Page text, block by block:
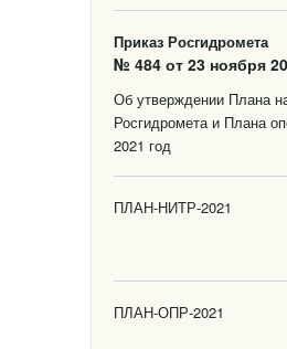
Приказ Росгидромета
№ 484 от 23 ноября
Об утверждении Плана
Росгидромета и Плана
2021 год
ПЛАН-НИТР-2021
ПЛАН-ОПР-2021